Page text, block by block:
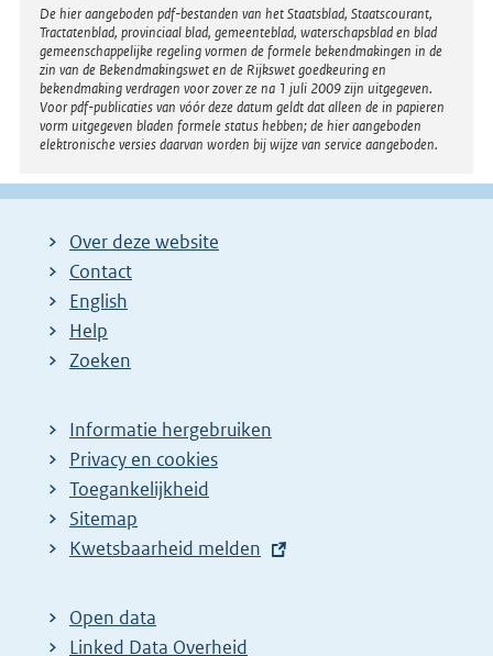
Disclaimer
De hier aangeboden pdf-bestanden van het Staatsblad, Staatscourant,
Tractatenblad, provinciaal blad, gemeenteblad, waterschapsblad en blad
gemeenschappelijke regeling vormen de formele bekendmakingen in de
zin van de Bekendmakingswet en de Rijkswet goedkeuring en
bekendmaking verdragen voor zover ze na 1 juli 2009 zijn uitgegeven.
Voor pdf-publicaties van vóór deze datum geldt dat alleen de in papieren
vorm uitgegeven bladen formele status hebben; de hier aangeboden
elektronische versies daarvan worden bij wijze van service aangeboden.
Over deze website
Contact
English
Help
Zoeken
Informatie hergebruiken
Privacy en cookies
Toegankelijkheid
Sitemap
E
t
e
Kwetsbaarheid melden
Open data
Linked Data Overheid